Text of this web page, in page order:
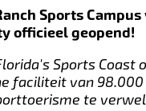
Sports Campus
officieel geopend!
Sports Coast
faciliteit van
te